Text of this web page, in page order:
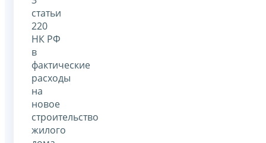
статьи
220
НК РФ
в
фактические
расходы
на
новое
строительство
жилого